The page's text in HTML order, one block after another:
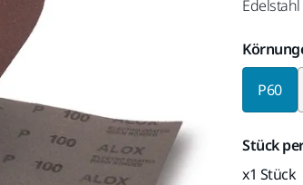
Edelstahl
P60
Stück
x1 Stück